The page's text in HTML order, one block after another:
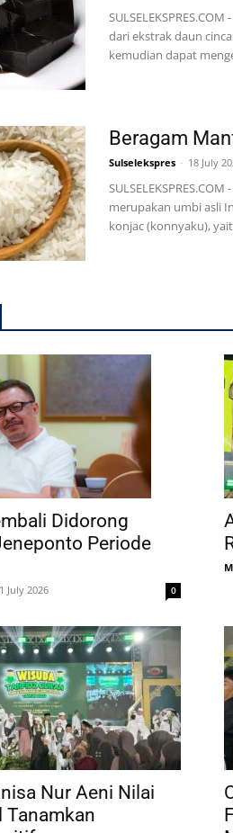
dari ekstrak daun
kemudian dapat
Beragam
Sulselekspres - 18 July
merupakan umbi asli
konjac (konnyaku),
Didorong
Periode
July 2026 0
Nur Aeni Nilai
Tanamkan